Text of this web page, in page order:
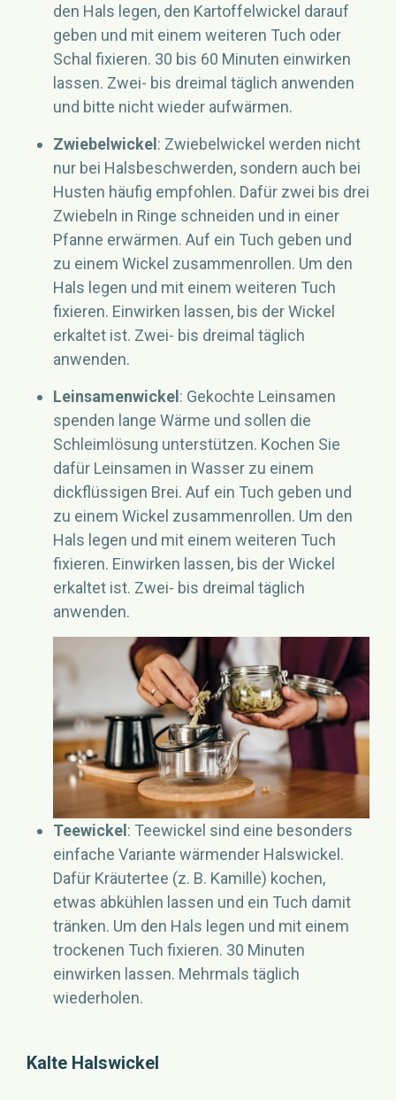
den Hals legen, den Kartoffelwickel darauf
geben und mit einem weiteren Tuch oder
Schal fixieren. 30 bis 60 Minuten einwirken
lassen. Zwei- bis dreimal täglich anwenden
und bitte nicht wieder aufwärmen.
Zwiebelwickel: Zwiebelwickel werden nicht
nur bei Halsbeschwerden, sondern auch bei
Husten häufig empfohlen. Dafür zwei bis drei
Zwiebeln in Ringe schneiden und in einer
Pfanne erwärmen. Auf ein Tuch geben und
zu einem Wickel zusammenrollen. Um den
Hals legen und mit einem weiteren Tuch
fixieren. Einwirken lassen, bis der Wickel
erkaltet ist. Zwei- bis dreimal täglich
anwenden.
Leinsamenwickel: Gekochte Leinsamen
spenden lange Wärme und sollen die
Schleimlösung unterstützen. Kochen Sie
dafür Leinsamen in Wasser zu einem
dickflüssigen Brei. Auf ein Tuch geben und
zu einem Wickel zusammenrollen. Um den
Hals legen und mit einem weiteren Tuch
fixieren. Einwirken lassen, bis der Wickel
erkaltet ist. Zwei- bis dreimal täglich
anwenden.
Teewickel : Teewickel sind eine besonders
einfache Variante wärmender Halswickel.
Dafür Kräutertee (z. B. Kamille) kochen,
etwas abkühlen lassen und ein Tuch damit
tränken. Um den Hals legen und mit einem
trockenen Tuch fixieren. 30 Minuten
einwirken lassen. Mehrmals täglich
wiederholen.
Kalte Halswickel